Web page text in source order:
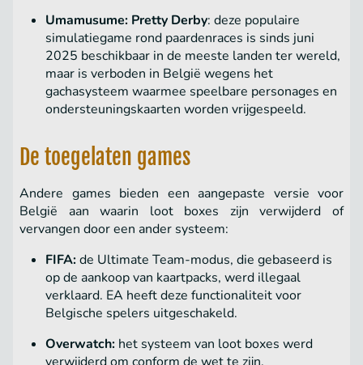
Umamusume: Pretty Derby: deze populaire
simulatiegame rond paardenraces is sinds juni
2025 beschikbaar in de meeste landen ter wereld,
maar is verboden in België wegens het
gachasysteem waarmee speelbare personages en
ondersteuningskaarten worden vrijgespeeld.
De toegelaten games
Andere games bieden een aangepaste versie voor
België aan waarin loot boxes zijn verwijderd of
vervangen door een ander systeem:
FIFA:de Ultimate Team-modus, die gebaseerd is
op de aankoop van kaartpacks, werd illegaal
verklaard. EA heeft deze functionaliteit voor
Belgische spelers uitgeschakeld.
Overwatch: het systeem van loot boxes werd